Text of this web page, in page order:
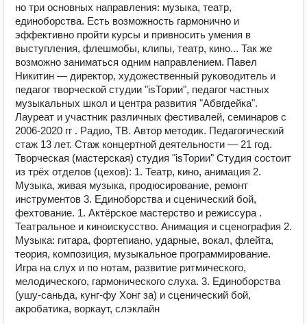
но три основных направления: музыка, театр,
единоборства. Есть возможность гармонично и
эффективно пройти курсы и привносить умения в
выступления, флешмобы, клипы, театр, кино... Так же
возможно заниматься одним направлением. Павел
Никитин — директор, художественный руководитель и
педагог творческой студии "isТории", педагог частных
музыкальных школ и центра развития "Абвгдейка".
Лауреат и участник различных фестивалей, семинаров с
2006-2020 гг . Радио, ТВ. Автор методик. Педагогический
стаж 13 лет. Стаж концертной деятельности — 21 год.
Творческая (мастерская) студия "isТории" Студия состоит
из трёх отделов (цехов): 1. Театр, кино, анимация 2.
Музыка, живая музыка, продюсирование, ремонт
инструментов 3. Единоборства и сценический бой,
фехтование. 1. Актёрское мастерство и режиссура .
Театральное и киноискусство. Анимация и сценография 2.
Музыка: гитара, фортепиано, ударные, вокал, флейта,
теория, композиция, музыкальное программирование.
Игра на слух и по нотам, развитие ритмического,
мелодического, гармонического слуха. 3. Единоборства
(ушу-саньда, кунг-фу Хонг за) и сценический бой,
акробатика, воркаут, слэклайн